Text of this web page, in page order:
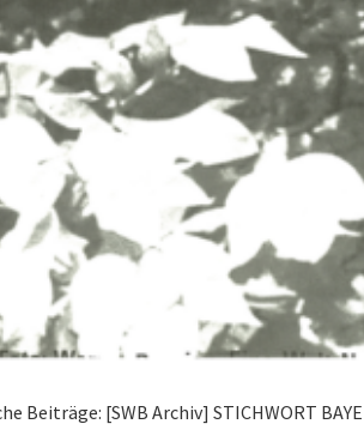
Beiträge: [SWB Archiv] STICHWORT